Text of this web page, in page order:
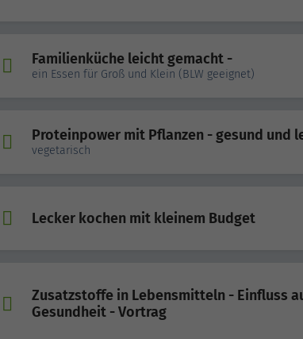
Familienküche leicht gemacht -
ein Essen für Groß und Klein (BLW geeignet)
Proteinpower mit Pflanzen - gesund und
vegetarisch
Lecker kochen mit kleinem Budget
Zusatzstoffe in Lebensmitteln - Einfluss
Gesundheit - Vortrag